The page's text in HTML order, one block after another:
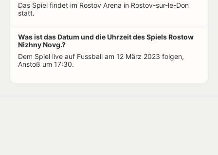
Das Spiel findet im Rostov Arena in Rostov-sur-le-Don
statt.
Was ist das Datum und die Uhrzeit des Spiels Rostow
Nizhny Novg.?
Dem Spiel live auf Fussball am 12 März 2023 folgen,
Anstoß um 17:30.